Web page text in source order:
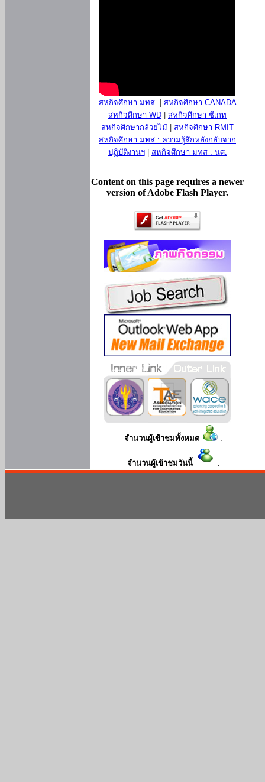
สหกิจศึกษา มทส.
สหกิจศึกษา CANADA
สหกิจศึกษา WD
สหกิจศึกษา ซีเกท
สหกิจศึกษากล้วยไม้
สหกิจศึกษา RMIT
สหกิจศึกษา มทส : ความรู้สึกหลังกลับจาก
ปฏิบัติงานฯ| สหกิจศึกษา มทส : นศ.
Content on this page requires a newer
version of Adobe Flash Player.
จำนวนผู้เข้าชมทั้งหมด :
จำนวนผู้เข้าชมวันนี้ :